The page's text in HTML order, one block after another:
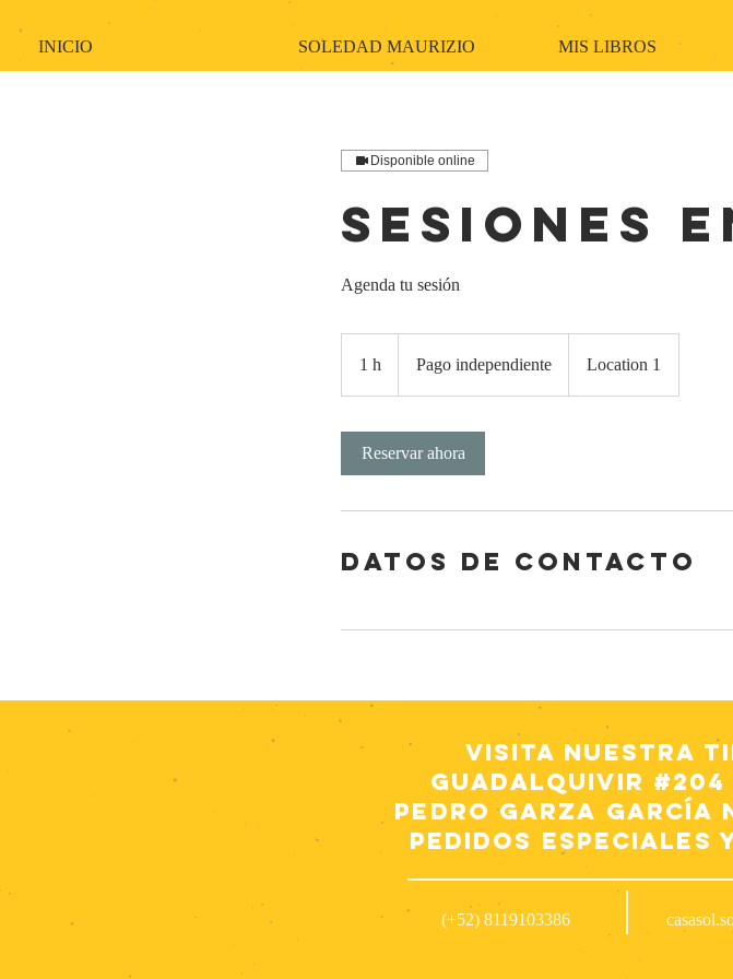
INICIO SOLEDAD MAURIZIO MIS LIBROS
Disponible online
Sesiones
Agenda tu sesión
1 h Pago independiente Location 1
Reservar ahora
Datos de contacto
Visita nuestra
Guadalquivir #204
Pedro Garza García
pedidos especiales
(+52) 8119103386